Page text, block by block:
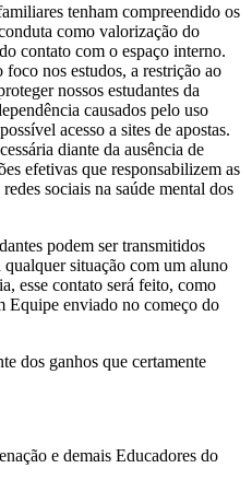
tenham compreendido os
como valorização do
contato com o espaço interno.
nos estudos, a restrição ao
nossos estudantes da
causados pelo uso
acesso a sites de apostas.
diante da ausência de
efetivas que responsabilizem as
sociais na saúde mental dos
podem ser transmitidos
qualquer situação com um aluno
esse contato será feito, como
enviado no começo do
dos ganhos que certamente
Educadores do